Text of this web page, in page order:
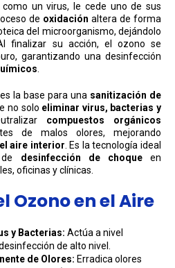
un virus, le cede uno de sus
de oxidación altera de forma
del microorganismo, dejándolo
finalizar su acción, el ozono se
garantizando una desinfección
la base para una sanitización de
no solo eliminar virus, bacterias y
compuestos orgánicos
de malos olores, mejorando
aire interior . Es la tecnología ideal
de desinfección de choqueen
oficinas y clínicas.
Ozono en el Aire
y Bacterias: Actúa a nivel
de alto nivel.
de Olores: Erradica olores